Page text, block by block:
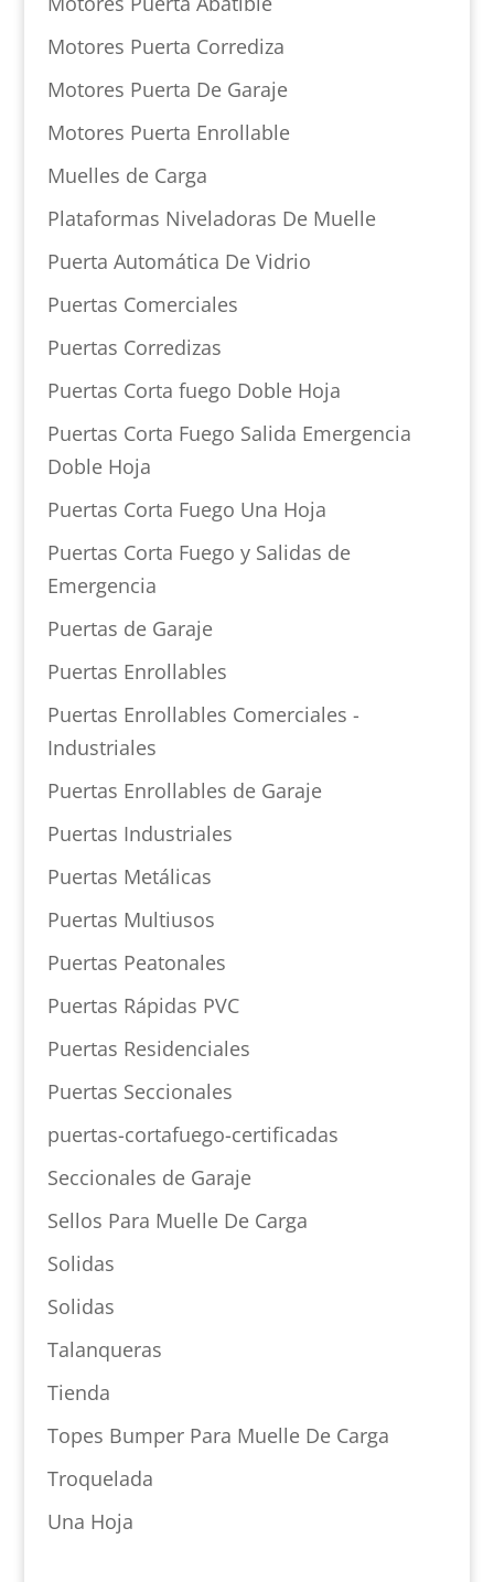
Motores Puerta Corrediza
Motores Puerta De Garaje
Motores Puerta Enrollable
Muelles de Carga
Plataformas Niveladoras De Muelle
Puerta Automática De Vidrio
Puertas Comerciales
Puertas Corredizas
Puertas Corta fuego Doble Hoja
Puertas Corta Fuego Salida Emergencia
Doble Hoja
Puertas Corta Fuego Una Hoja
Puertas Corta Fuego y Salidas de
Emergencia
Puertas de Garaje
Puertas Enrollables
Puertas Enrollables Comerciales -
Industriales
Puertas Enrollables de Garaje
Puertas Industriales
Puertas Metálicas
Puertas Multiusos
Puertas Peatonales
Puertas Rápidas PVC
Puertas Residenciales
Puertas Seccionales
puertas-cortafuego-certificadas
Seccionales de Garaje
Sellos Para Muelle De Carga
Solidas
Solidas
Talanqueras
Tienda
Topes Bumper Para Muelle De Carga
Troquelada
Una Hoja